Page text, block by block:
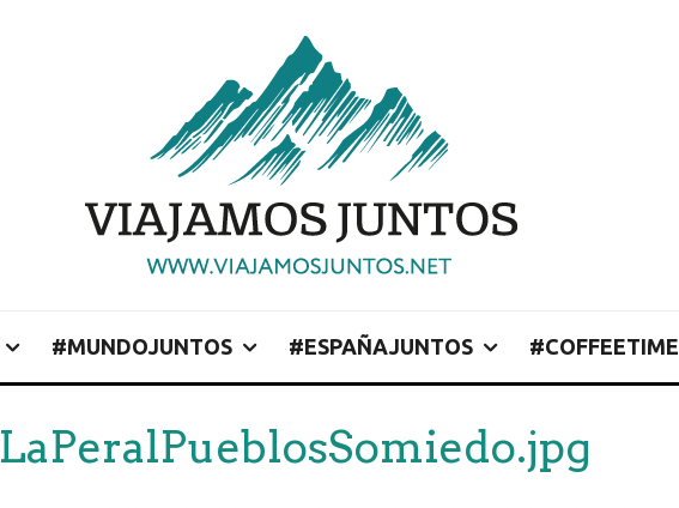
#MUNDOJUNTOS #ESPAÑAJUNTOS #COFFEETIME
LaPeralPueblosSomiedo.jpg